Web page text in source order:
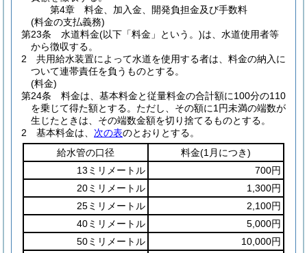
第4章
料金、加入金、開発負担金及び手数料
(料金の支払義務)
第23条
水道料金(以下「料金」という。)は、水道使用者等
から徴収する。
2
共用給水装置によって水道を使用する者は、料金の納入に
ついて連帯責任を負うものとする。
(料金)
第24条
料金は、基本料金と従量料金の合計額に100分の110
を乗じて得た額とする。 ただし、その額に1円未満の端数が
生じたときは、その端数金額を切り捨てるものとする。
2
基本料金は、 次の表のとおりとする。
給水管の口径
料金(1月につき)
13ミリメートル
700円
20ミリメートル
1,300円
25ミリメートル
2,100円
40ミリメートル
5,000円
50ミリメートル
10,000円